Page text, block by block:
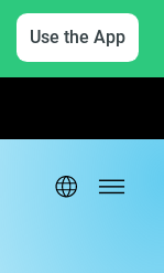
Use the App